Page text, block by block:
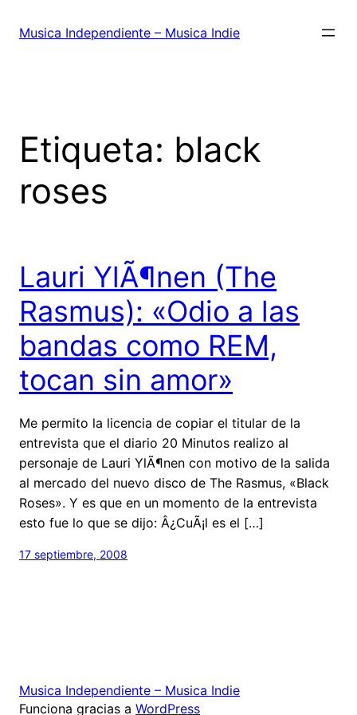
Musica Independiente – Musica Indie
Etiqueta: black
roses
Lauri YlÃ¶nen (The
Rasmus): «Odio a las
bandas como REM,
tocan sin amor»
Me permito la licencia de copiar el titular de la
entrevista que el diario 20 Minutos realizo al
personaje de Lauri YlÃ¶nen con motivo de la salida
al mercado del nuevo disco de The Rasmus, «Black
Roses». Y es que en un momento de la entrevista
esto fue lo que se dijo: Â¿CuÃ¡l es el […]
17 septiembre, 2008
Musica Independiente – Musica Indie
Funciona gracias a WordPress